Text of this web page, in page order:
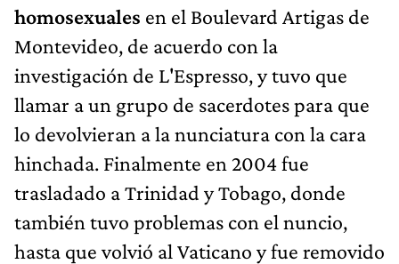
homosexuales en el Boulevard Artigas de
Montevideo, de acuerdo con la
investigación de L'Espresso, y tuvo que
llamar a un grupo de sacerdotes para que
lo devolvieran a la nunciatura con la cara
hinchada. Finalmente en 2004 fue
trasladado a Trinidad y Tobago, donde
también tuvo problemas con el nuncio,
hasta que volvió al Vaticano y fue removido